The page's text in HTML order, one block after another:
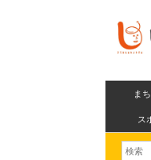
ま
ス